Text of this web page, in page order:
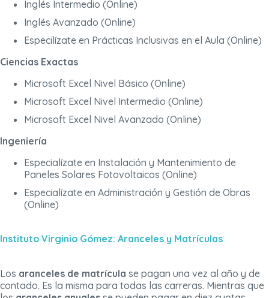
Inglés Intermedio (Online)
Inglés Avanzado (Online)
Especilízate en Prácticas Inclusivas en el Aula (Online)
Ciencias Exactas
Microsoft Excel Nivel Básico (Online)
Microsoft Excel Nivel Intermedio (Online)
Microsoft Excel Nivel Avanzado (Online)
Ingeniería
Especialízate en Instalación y Mantenimiento de
Paneles Solares Fotovoltaicos (Online)
Especialízate en Administración y Gestión de Obras
(Online)
Instituto Virginio Gómez: Aranceles y Matrículas
Los aranceles de matrícula se pagan una vez al año y de
contado. Es la misma para todas las carreras. Mientras que